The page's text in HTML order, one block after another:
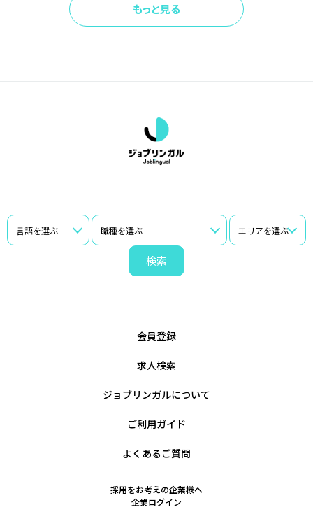
もっと見る
検索
会員登録
求人検索
ジョブリンガルについて
ご利用ガイド
よくあるご質問
採用をお考えの企業様へ
企業ログイン